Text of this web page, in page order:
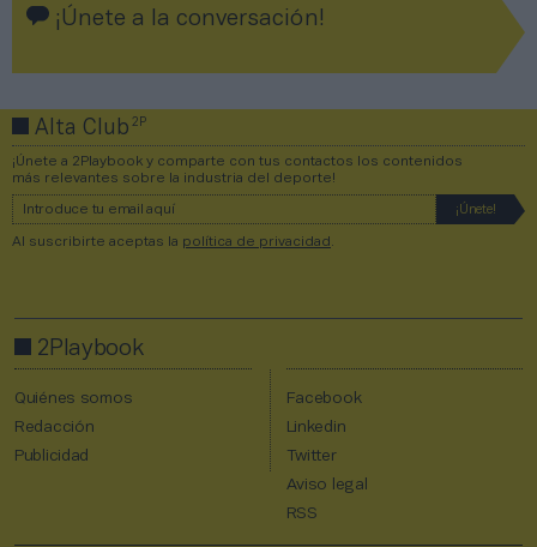
¡Únete a la conversación!
Alta Club2P
¡Únete a 2Playbook y comparte con tus contactos los contenidos
más relevantes sobre la industria del deporte!
Al suscribirte aceptas la política de privacidad
2Playbook
Quiénes somos
Redacción
Publicidad
Facebook
Linkedin
Twitter
Aviso legal
RSS